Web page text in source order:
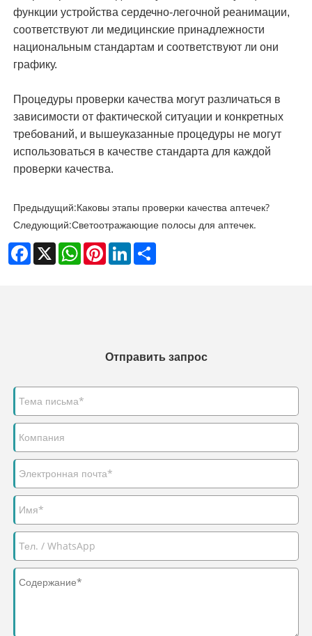
функции устройства сердечно-легочной реанимации,
соответствуют ли медицинские принадлежности
национальным стандартам и соответствуют ли они
графику.
Процедуры проверки качества могут различаться в
зависимости от фактической ситуации и конкретных
требований, и вышеуказанные процедуры не могут
использоваться в качестве стандарта для каждой
проверки качества.
Предыдущий:Каковы этапы проверки качества аптечек?
Следующий:Светоотражающие полосы для аптечек.
Facebook
X WhatsAppPinterestLinkedIn
Отправить запрос